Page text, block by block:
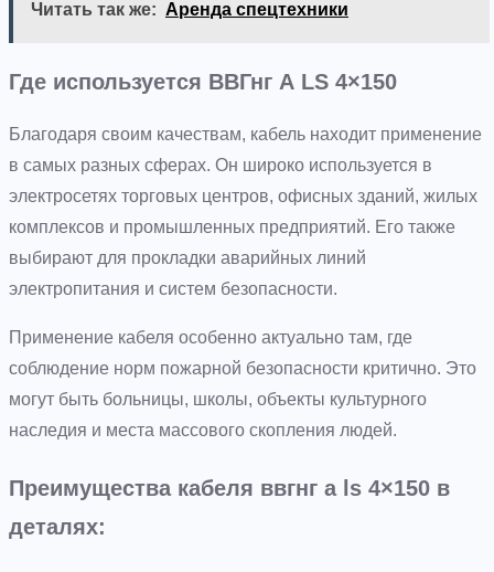
Читать так же: Аренда спецтехники
Где используется ВВГнг А LS 4×150
Благодаря своим качествам, кабель находит применение
в самых разных сферах. Он широко используется в
электросетях торговых центров, офисных зданий, жилых
комплексов и промышленных предприятий. Его также
выбирают для прокладки аварийных линий
электропитания и систем безопасности.
Применение кабеля особенно актуально там, где
соблюдение норм пожарной безопасности критично. Это
могут быть больницы, школы, объекты культурного
наследия и места массового скопления людей.
Преимущества кабеля ввгнг а ls 4×150 в
деталях: